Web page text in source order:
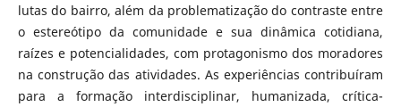
lutas do bairro, além da problematização do contraste entre
o estereótipo da comunidade e sua dinâmica cotidiana,
raízes e potencialidades, com protagonismo dos moradores
na construção das atividades. As experiências contribuíram
para a formação interdisciplinar, humanizada, crítica-